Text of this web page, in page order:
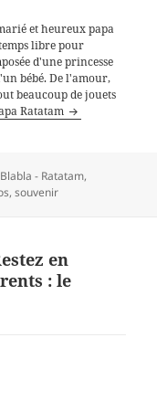
et heureux papa
libre pour
d'une princesse
bébé. De l'amour,
beaucoup de jouets
Ratatam
Catégories
Blabla - Ratatam,
,souvenir
en
: le